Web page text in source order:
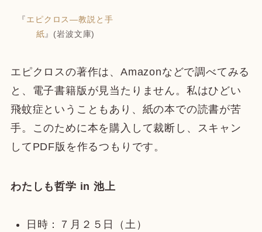
『エピクロス―教説と手
紙』(岩波文庫)
エピクロスの著作は、Amazonなどで調べてみる
と、電子書籍版が見当たりません。私はひどい
飛蚊症ということもあり、紙の本での読書が苦
手。このために本を購入して裁断し、スキャン
してPDF版を作るつもりです。
わたしも哲学 in 池上
日時：７月２５日（土）